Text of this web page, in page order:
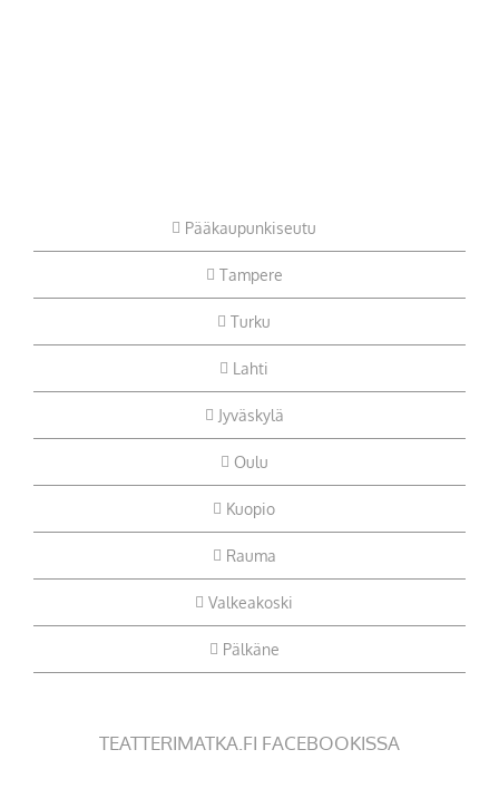
Pääkaupunkiseutu
Tampere
Turku
Lahti
Jyväskylä
Oulu
Kuopio
Rauma
Valkeakoski
Pälkäne
TEATTERIMATKA.FI FACEBOOKISSA